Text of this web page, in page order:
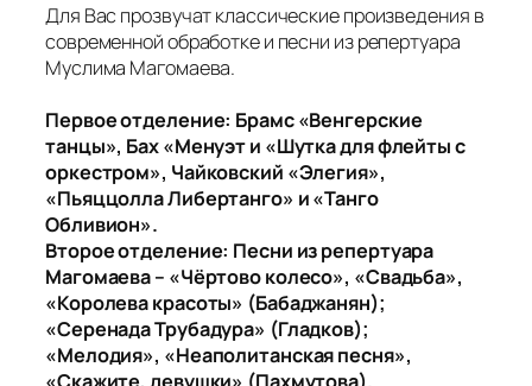
Для Вас прозвучат классические произведения в
современной обработке и песни из репертуара
Муслима Магомаева.
Первое отделение: Брамс «Венгерские
танцы», Бах «Менуэт и «Шутка для флейты с
оркестром», Чайковский «Элегия»,
«Пьяццолла Либертанго» и «Танго
Обливион».
Второе отделение: Песни из репертуара
Магомаева – «Чёртово колесо», «Свадьба»,
«Королева красоты» (Бабаджанян);
«Серенада Трубадура» (Гладков);
«Мелодия», «Неаполитанская песня»,